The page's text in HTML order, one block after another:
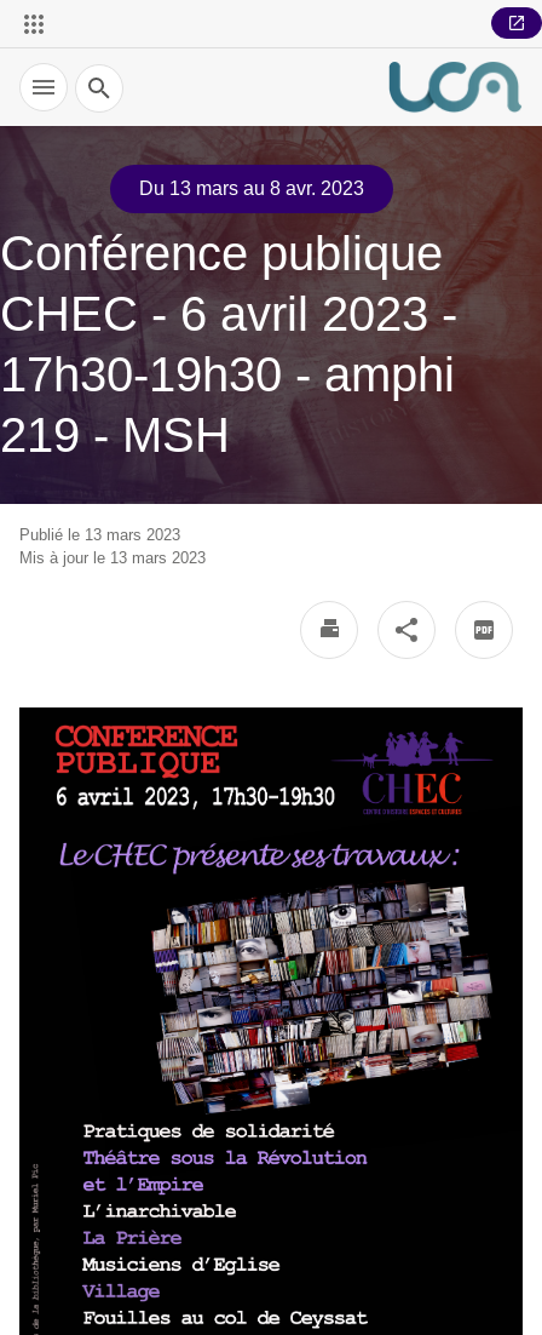
Recherche
Du 13 mars au 8 avr. 2023
Conférence publique
CHEC - 6 avril 2023 -
17h30-19h30 - amphi
219 - MSH
Publié le 13 mars 2023
Mis à jour le 13 mars 2023